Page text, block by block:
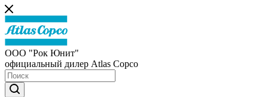
ООО "Рок Юнит"
официальный дилер Atlas Copco